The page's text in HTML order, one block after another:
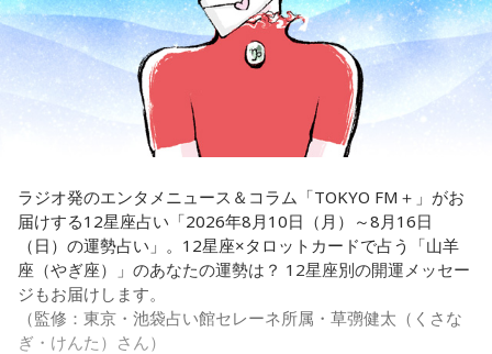
公政権の経験やそのときにつくった法律、立憲が反対してき
た法律もたくさんあるでしょう。でも1回、公明党をやめて中
道改革連合になったなら、これは昔、賛成したことがあるか
ら変えられない、という態度は改めなければいけません」
角谷「党をリセットした、ということがほしかったんでしょ
う。そうでなければ、公明のままで立憲と合流する方法だっ
てあったはず。公明の政策にいま中道が引きずられる状態だ
と、立憲支持者だった人たちはどこに入れていいのかわから
ない、ということになります」
ラジオ発のエンタメニュース＆コラム「TOKYO FM＋」がお
届けする12星座占い「2026年8月10日（月）～8月16日
（日）の運勢占い」。12星座×タロットカードで占う「山羊
座（やぎ座）」のあなたの運勢は？ 12星座別の開運メッセー
ジもお届けします。
（監修：東京・池袋占い館セレーネ所属・草彅健太（くさな
ぎ・けんた）さん）